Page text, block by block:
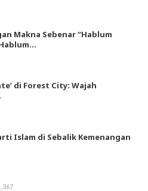
Makna Sebenar “Hablum
di Forest City: Wajah
Islam di Sebalik Kemenangan